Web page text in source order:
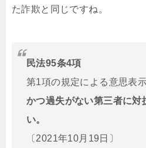
た詐欺と同じですね。
民法95条4項
第1項の規定による意思表
かつ過失がない第三者に対
い。
〔2021年10月19日〕